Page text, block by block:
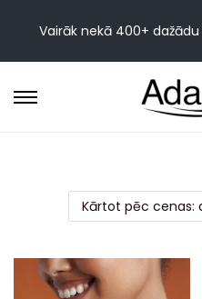
Vairāk nekā 400+